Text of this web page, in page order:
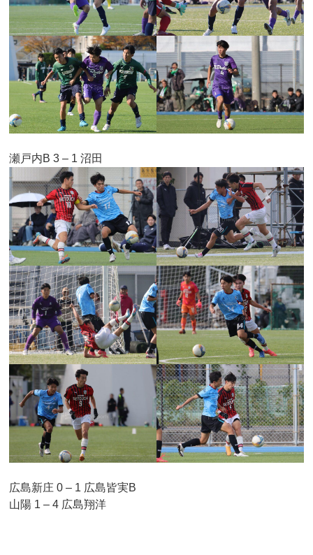
瀬戸内B 3 – 1 沼田
広島新庄 0 – 1 広島皆実B
山陽 1 – 4 広島翔洋